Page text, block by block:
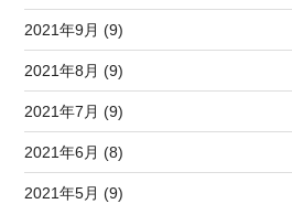
2021年9月 (9)
2021年8月 (9)
2021年7月 (9)
2021年6月 (8)
2021年5月 (9)